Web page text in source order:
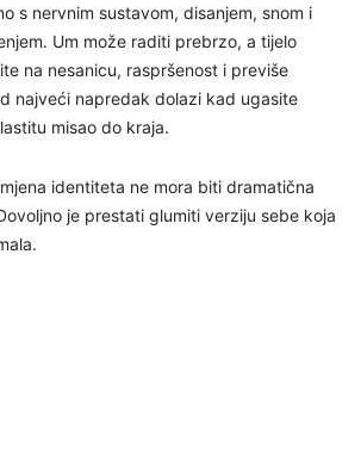
s nervnim sustavom, disanjem, snom i
Um može raditi prebrzo, a tijelo
na nesanicu, raspršenost i previše
najveći napredak dolazi kad ugasite
misao do kraja.
identiteta ne mora biti dramatična
je prestati glumiti verziju sebe koja